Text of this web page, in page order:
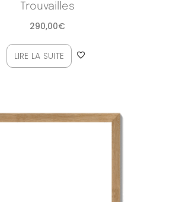
Trouvailles
290,00€
LIRE LA SUITE